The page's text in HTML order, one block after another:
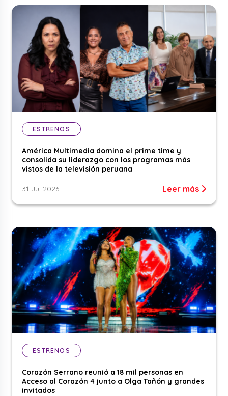
ESTRENOS
América Multimedia domina el prime time y
consolida su liderazgo con los programas más
vistos de la televisión peruana
31 Jul 2026 Leer más
ESTRENOS
Corazón Serrano reunió a 18 mil personas en
Acceso al Corazón 4 junto a Olga Tañón y grandes
invitados